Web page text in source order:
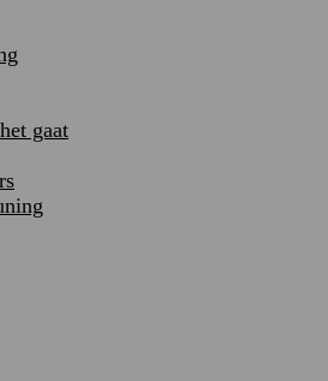
gaat